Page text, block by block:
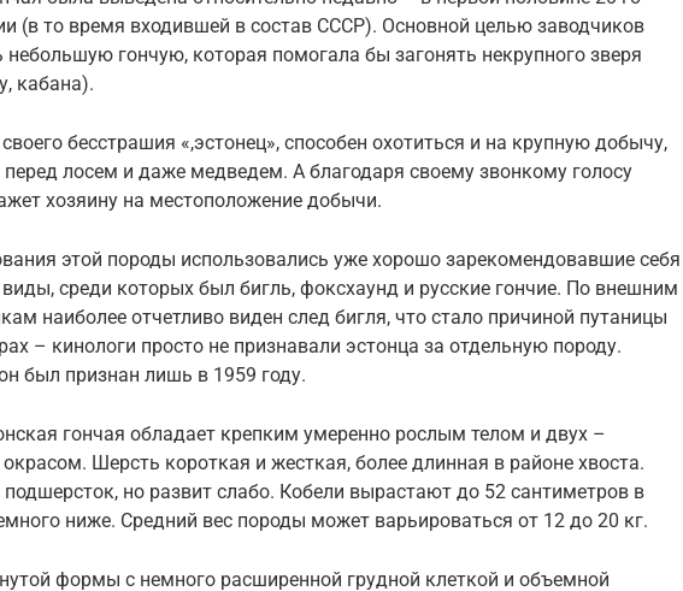
(в то время входившей в состав СССР). Основной целью заводчиков
небольшую гончую, которая помогала бы загонять некрупного зверя
кабана).
бесстрашия «,эстонец», способен охотиться и на крупную добычу,
перед лосем и даже медведем. А благодаря своему звонкому голосу
хозяину на местоположение добычи.
этой породы использовались уже хорошо зарекомендовавшие себя
среди которых был бигль, фоксхаунд и русские гончие. По внешним
наиболее отчетливо виден след бигля, что стало причиной путаницы
– кинологи просто не признавали эстонца за отдельную породу.
был признан лишь в 1959 году.
гончая обладает крепким умеренно рослым телом и двух –
Шерсть короткая и жесткая, более длинная в районе хвоста.
подшерсток, но развит слабо. Кобели вырастают до 52 сантиметров в
ниже. Средний вес породы может варьироваться от 12 до 20 кг.
формы с немного расширенной грудной клеткой и объемной